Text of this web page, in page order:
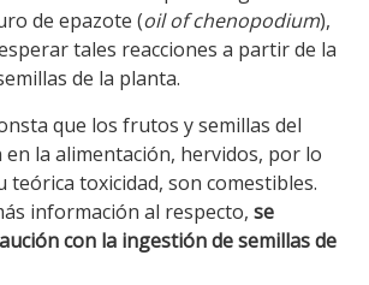
de epazote (oil of chenopodium),
tales reacciones a partir de la
de la planta.
que los frutos y semillas del
en la alimentación, hervidos, por lo
teórica toxicidad, son comestibles.
información al respecto, se
con la ingestión de semillas de